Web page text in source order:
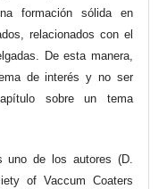
formación sólida en
relacionados con el
De esta manera,
de interés y no ser
sobre un tema
uno de los autores (D.
of Vaccum Coaters